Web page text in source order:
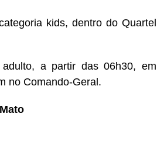
kids, dentro do Quartel
a partir das 06h30, em
no Comando-Geral.